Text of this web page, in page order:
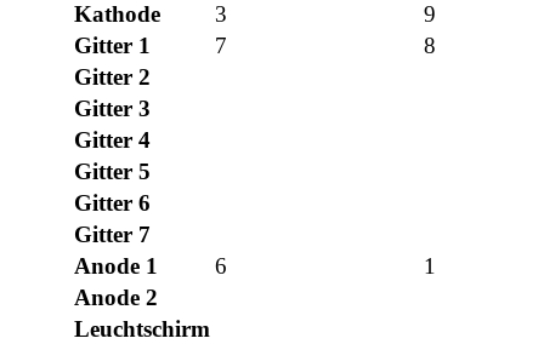
Kathode
3
9
Gitter 1
7
8
Gitter 2
Gitter 3
Gitter 4
Gitter 5
Gitter 6
Gitter 7
Anode 1
6
1
Anode 2
Leuchtschirm